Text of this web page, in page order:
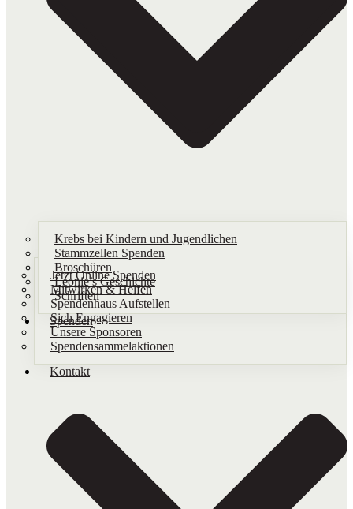
Jetzt Online Spenden
Mitwirken & Helfen
Spendenhaus Aufstellen
Sich Engagieren
Unsere Sponsoren
Spendensammelaktionen
Kontakt
Krebs bei Kindern und Jugendlichen
Stammzellen Spenden
Broschüren
Leonie’s Geschichte
Schriften​
Spenden